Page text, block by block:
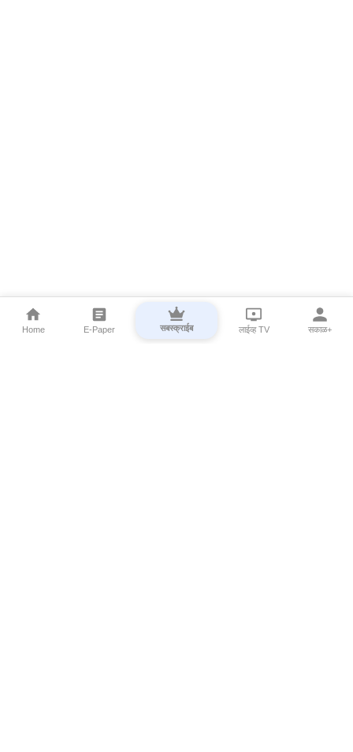
Home E-Paper सबस्क्राईब लाईव्ह TV सकाळ+